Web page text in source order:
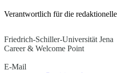
Verantwortlich für die redaktionelle
Friedrich-Schiller-Universität Jena
Career & Welcome Point
E-Mail